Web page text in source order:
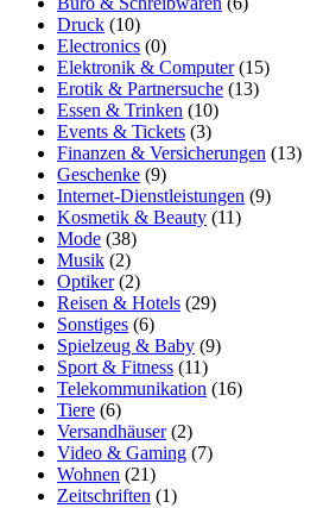
Druck (10)
Electronics (0)
Elektronik & Computer(15)
Erotik & Partnersuche (13)
Essen & Trinken (10)
Events & Tickets (3)
Finanzen & Versicherungen (13)
Geschenke (9)
Internet-Dienstleistungen (9)
Kosmetik & Beauty (11)
Mode (38)
Musik (2)
Optiker(2)
Reisen & Hotels (29)
Sonstiges (6)
Spielzeug & Baby (9)
Sport & Fitness (11)
Telekommunikation (16)
Tiere (6)
Versandhäuser(2)
Video & Gaming (7)
Wohnen (21)
Zeitschriften (1)